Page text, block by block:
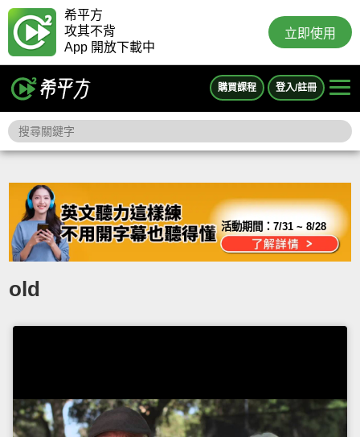
希平方
攻其不背
App 開放下載中
立即使用
購買課程 登入/註冊
活動期間：7/31 ~ 8/28
old